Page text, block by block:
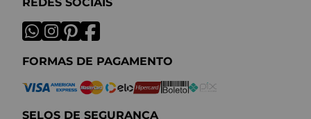
REDES SOCIAIS
FORMAS DE PAGAMENTO
SELOS DE SEGURANÇA